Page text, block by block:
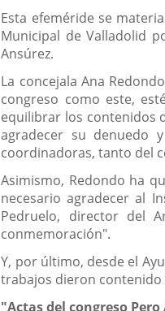
Esta efeméride se
Municipal de Valladolid
Ansúrez.
La concejala Ana
congreso como este,
equilibrar los contenidos
agradecer su denuedo
coordinadoras, tanto del
Asimismo, Redondo ha
necesario agradecer al
Pedruelo, director del
conmemoración".
Y, por último, desde el
trabajos dieron contenido
"Actas del congreso